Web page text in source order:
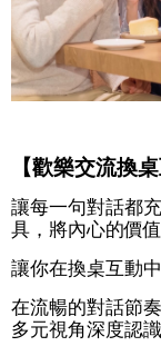
【歡樂交流換桌
讓每一句對話都
具，將內心的價
讓你在換桌互動
在流暢的對話節
多元視角深度認識